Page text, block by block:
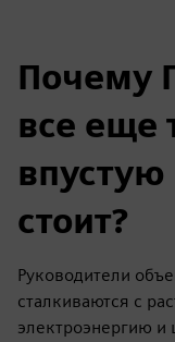
Почему
все еще
впустую
стоит?
Руководители
сталкиваются с
электроэнергию